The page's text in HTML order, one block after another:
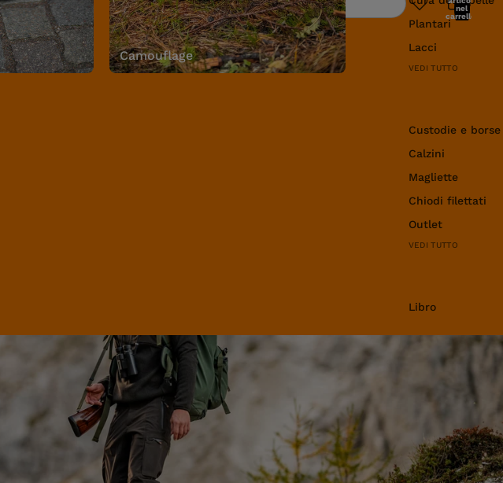
Camouflage
Plantari
Lacci
VEDI TUTTO
Custodie e
Calzini
Magliette
Chiodi filettati
Outlet
VEDI TUTTO
Libro
Ricerca
nel
carrello: